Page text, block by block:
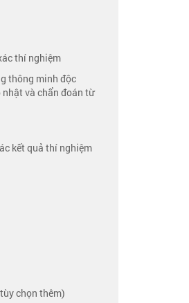
thí nghiệm
thông minh độc
và chẩn đoán từ
kết quả thí nghiệm
chọn thêm)